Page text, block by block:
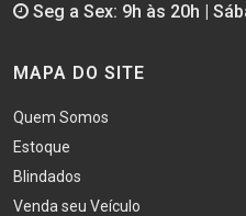
Seg a Sex: 9h às 20h |
MAPA DO SITE
Quem Somos
Estoque
Blindados
Venda seu Veículo